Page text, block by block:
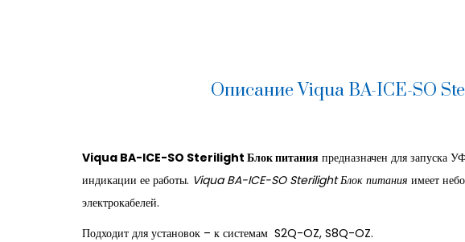
Описание Viqua BA-ICE-SO
Viqua BA-ICE-SO Sterilight Блок питания предназначен для запуска
индикации ее работы. Viqua BA-ICE-SO Sterilight Блок питания имеет
электрокабелей.
Подходит для установок – к системам S2Q-OZ, S8Q-OZ.